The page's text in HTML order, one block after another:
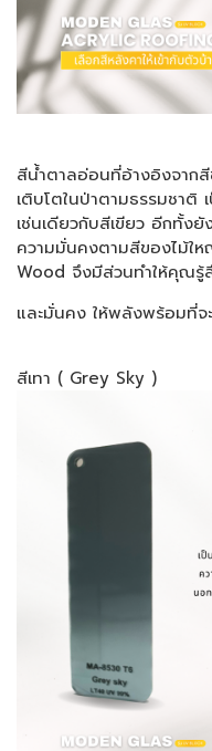
สีน้ำตาลอ่อนที่อ้างอิงจาก
เติบโตในป่าตามธรรมชาติ
เช่นเดียวกับสีเขียว อีกทั้
ความมั่นคงตามสีของไม้ใ
Wood จึงมีส่วนทำให้คุณรู้
และมั่นคง ให้พลังพร้อมที่จ
สีเทา ( Grey Sky )